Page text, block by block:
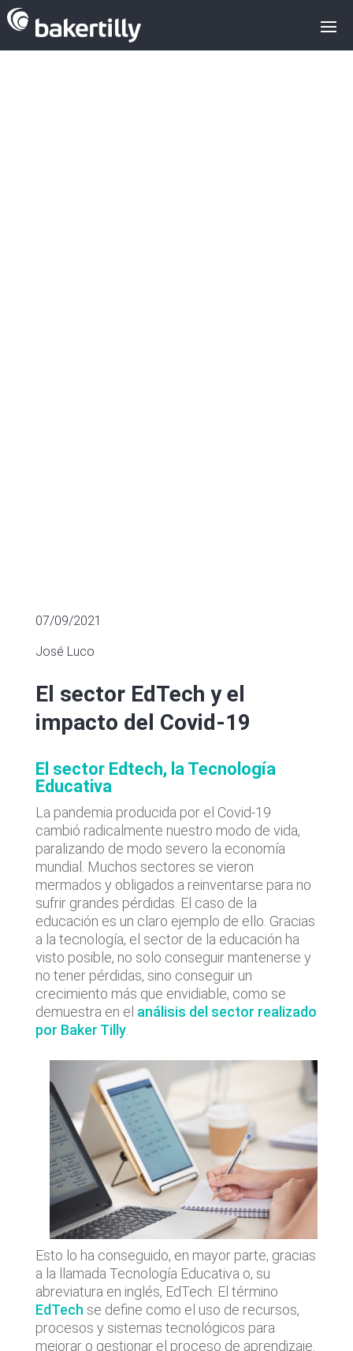
07/09/2021
José Luco
El sector EdTech y el
impacto del Covid-19
El sector Edtech, la Tecnología
Educativa
La pandemia producida por el Covid-19
cambió radicalmente nuestro modo de vida,
paralizando de modo severo la economía
mundial. Muchos sectores se vieron
mermados y obligados a reinventarse para no
sufrir grandes pérdidas. El caso de la
educación es un claro ejemplo de ello. Gracias
a la tecnología, el sector de la educación ha
visto posible, no solo conseguir mantenerse y
no tener pérdidas, sino conseguir un
crecimiento más que envidiable, como se
demuestra en el análisis del sector realizado
por Baker Tilly.
Esto lo ha conseguido, en mayor parte, gracias
a la llamada Tecnología Educativa o, su
abreviatura en inglés, EdTech. El término
EdTech se define como el uso de recursos,
procesos y sistemas tecnológicos para
mejorar o gestionar el proceso de aprendizaje.